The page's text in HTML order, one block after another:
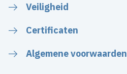
Veiligheid
Certificaten
Algemene voorwaarden